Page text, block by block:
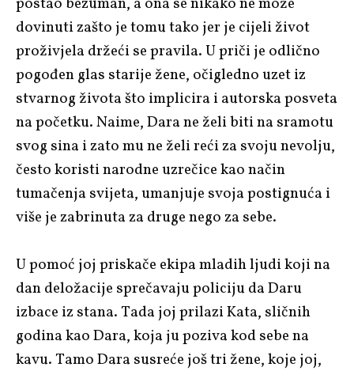
dovinuti zašto je tomu tako jer je cijeli život
proživjela držeći se pravila. U priči je odlično
pogođen glas starije žene, očigledno uzet iz
stvarnog života što implicira i autorska posveta
na početku. Naime, Dara ne želi biti na sramotu
svog sina i zato mu ne želi reći za svoju nevolju,
često koristi narodne uzrečice kao način
tumačenja svijeta, umanjuje svoja postignuća i
više je zabrinuta za druge nego za sebe.
U pomoć joj priskače ekipa mladih ljudi koji na
dan deložacije sprečavaju policiju da Daru
izbace iz stana. Tada joj prilazi Kata, sličnih
godina kao Dara, koja ju poziva kod sebe na
kavu. Tamo Dara susreće još tri žene, koje joj,